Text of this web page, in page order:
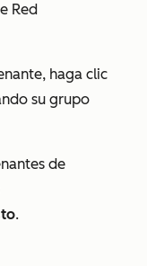
Red
haga clic
su grupo
de
.